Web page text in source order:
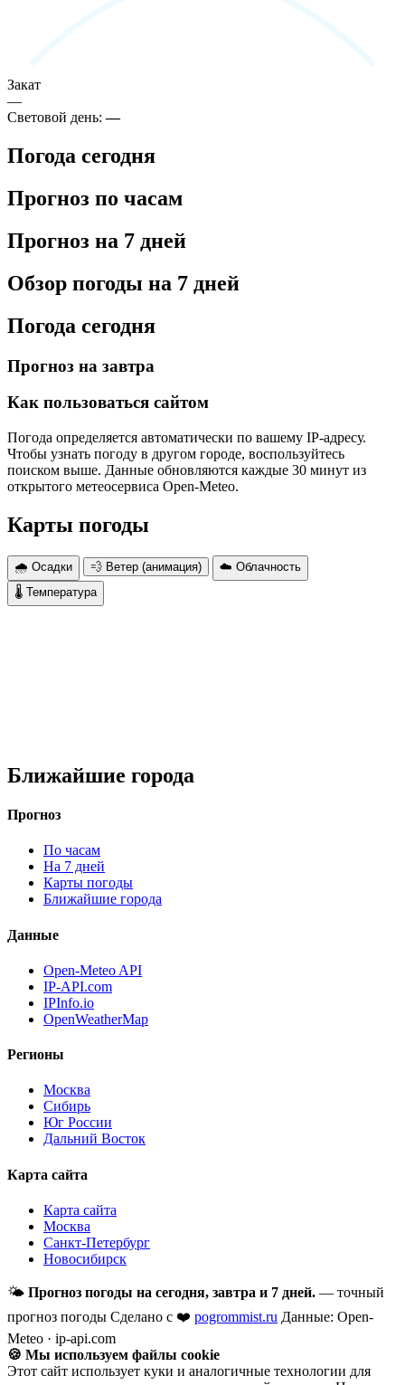
Закат
—
Световой день:—
Погода сегодня
Прогноз по часам
Прогноз на 7 дней
Обзор погоды на 7 дней
Погода сегодня
Прогноз на завтра
Как пользоваться сайтом
Погода определяется автоматически по вашему IP-адресу.
Чтобы узнать погоду в другом городе, воспользуйтесь
поиском выше. Данные обновляются каждые 30 минут из
открытого метеосервиса Open-Meteo.
Карты погоды
🌧 Осадки 💨 Ветер (анимация)
☁️ Облачность
🌡 Температура
Ближайшие города
Прогноз
По часам
На 7 дней
Карты погоды
Ближайшие города
Данные
Open-Meteo API
IP-API.com
IPInfo.io
OpenWeatherMap
Регионы
Москва
Сибирь
Юг России
Дальний Восток
Карта сайта
Карта сайта
Москва
Санкт-Петербург
Новосибирск
🌤 Прогноз погоды на сегодня, завтра и 7 дней. — точный
прогноз погоды Сделано с ❤️ pogrommist.ru Данные: Open-
Meteo · ip-api.com
🍪 Мы используем файлы cookie
Этот сайт использует куки и аналогичные технологии для